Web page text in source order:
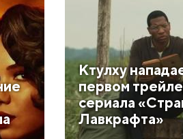
Ктулху
первом
сериала
Лавкрафта»